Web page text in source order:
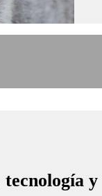
tecnología y